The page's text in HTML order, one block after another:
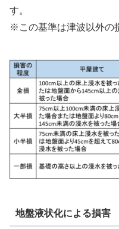
す。
※この基準は津波以外の
地盤液状化による損害